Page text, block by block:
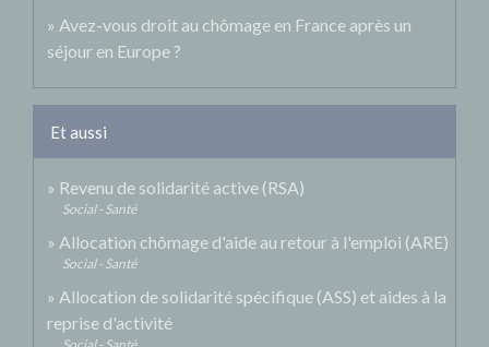
Avez-vous droit au chômage en France après un
séjour en Europe ?
Et aussi
Revenu de solidarité active (RSA)
Social - Santé
Allocation chômage d'aide au retour à l'emploi (ARE)
Social - Santé
Allocation de solidarité spécifique (ASS) et aides à la
reprise d'activité